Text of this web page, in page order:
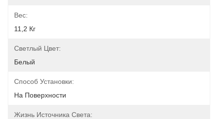
Вес:
11,2 Кг
Светлый Цвет:
Белый
Способ Установки:
На Поверхности
Жизнь Источника Света: